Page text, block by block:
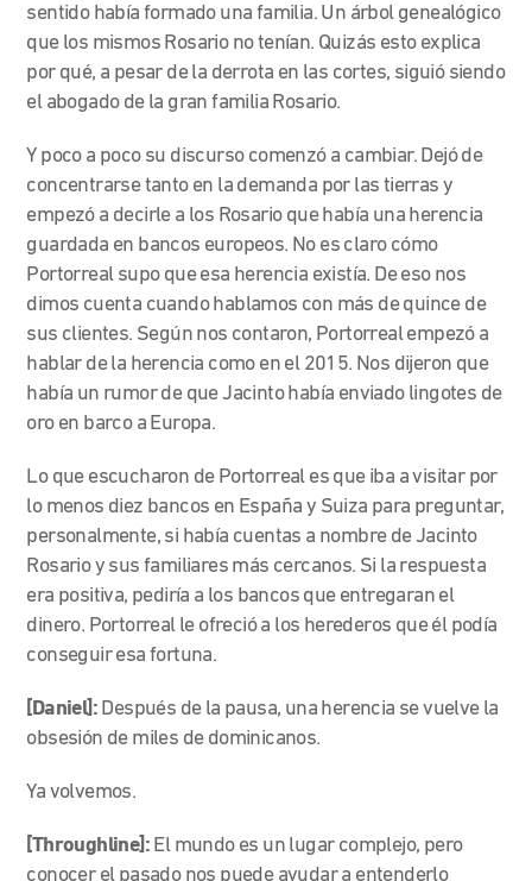
sentido había formado una familia. Un árbol genealógico
que los mismos Rosario notenían. Quizás esto explica
por qué, a pesar de la derrota en las cortes, siguió siendo
el abogado de la gran familia Rosario.
Y poco a poco su discurso comenzó a cambiar. Dejó de
concentrarse tanto en la demanda por las tierras y
empezó a decirle a los Rosario que había una herencia
guardada en bancos europeos. No es claro cómo
Portorreal supo que esa herencia existía. De eso nos
dimos cuenta cuando hablamos con más de quince de
sus clientes. Según nos contaron, Portorreal empezó a
hablar de la herencia como en el 2015. Nos dijeron que
había un rumor de que Jacinto había enviado lingotes de
oro en barco a Europa.
Lo que escucharon de Portorreal es que iba a visitar por
lo menos diez bancos en España y Suiza para preguntar,
personalmente, si había cuentas a nombre de Jacinto
Rosario y sus familiares más cercanos. Si la respuesta
era positiva, pediría a los bancos que entregaran el
dinero. Portorreal le ofreció a los herederos que él podía
conseguir esa fortuna.
[Daniel]: Después de la pausa, una herencia se vuelve la
obsesión de miles de dominicanos.
Ya volvemos.
[Throughline]: El mundo es un lugar complejo, pero
conocer el pasado nos puede ayudar a entenderlo